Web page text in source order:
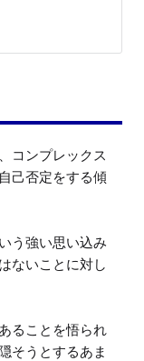
コンプレックス
己否定をする傾
う強い思い込み
ないことに対し
ることを悟られ
そうとするあま